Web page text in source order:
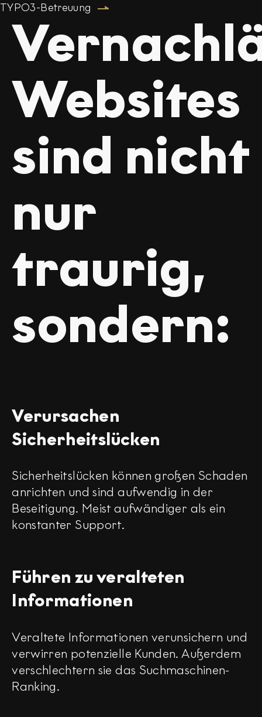
TYPO3-Betreuung
Websites
sind nicht
nur
traurig,
sondern:
Verursachen
Sicherheitslücken
Sicherheitslücken können großen Schaden
anrichten und sind aufwendig in der
Beseitigung. Meist aufwändiger als ein
konstanter Support.
Führen zu veralteten
Informationen
Veraltete Informationen verunsichern und
verwirren potenzielle Kunden. Außerdem
verschlechtern sie das Suchmaschinen-
Ranking.